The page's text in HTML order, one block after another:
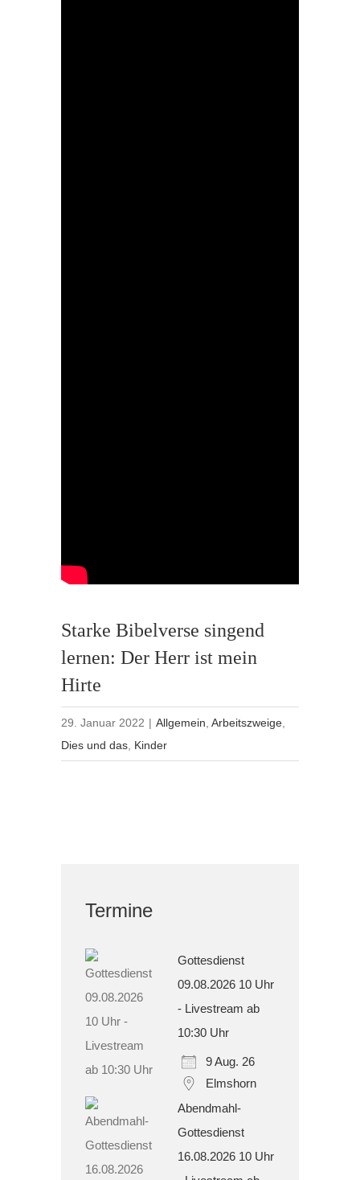
Starke Bibelverse singend
lernen: Der Herr ist mein
Hirte
29. Januar 2022 | Allgemein ,Arbeitszweige
Dies und das Kinder
Termine
Gottesdienst
09.08.2026 10 Uhr
- Livestream ab
10:30 Uhr
9 Aug. 26
Elmshorn
Abendmahl-
Gottesdienst
16.08.2026 10 Uhr